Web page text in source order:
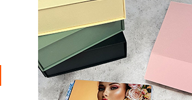
Adventa Магнит EASI
1.03 € 2.01 лв.
ВИЖ ДЕТАЙЛИ